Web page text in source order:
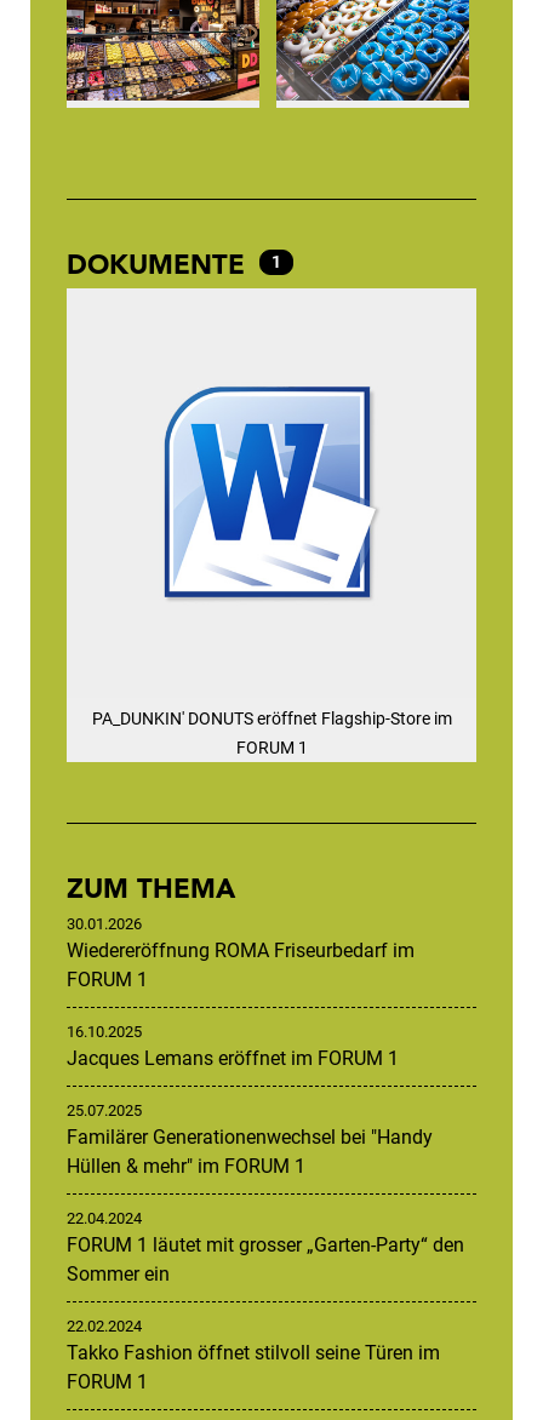
DOKUMENTE 1
PA_DUNKIN' DONUTS eröffnet Flagship-Store im
FORUM 1
ZUM THEMA
30.01.2026
Wiedereröffnung ROMA Friseurbedarf im
FORUM 1
16.10.2025
Jacques Lemans eröffnet im FORUM 1
25.07.2025
Familärer Generationenwechsel bei "Handy
Hüllen & mehr" im FORUM 1
22.04.2024
FORUM 1 läutet mit grosser „Garten-Party“ den
Sommer ein
22.02.2024
Takko Fashion öffnet stilvoll seine Türen im
FORUM 1